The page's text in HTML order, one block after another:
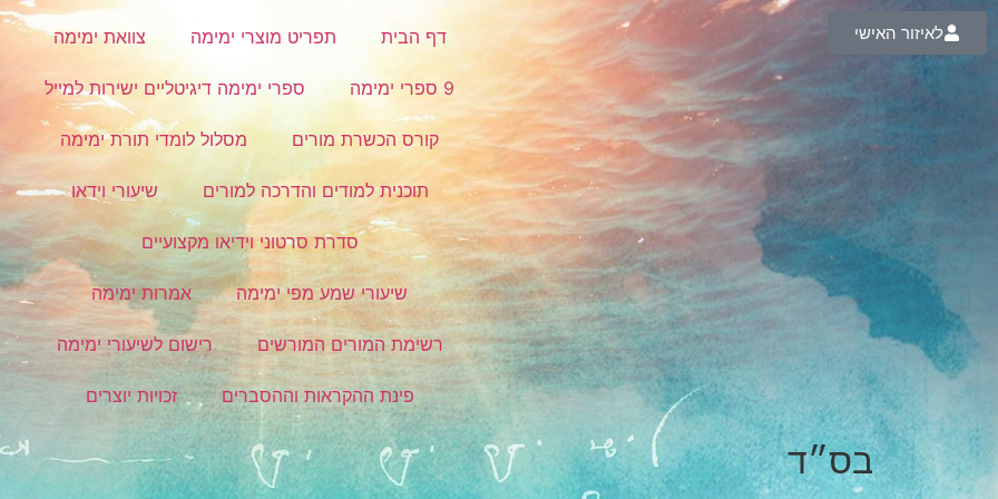
לאיזור האישי דף הבית תפריט מוצרי ימימה צוואת ימימה
9 ספרי ימימה ספרי ימימה דיגיטליים ישירות למייל
קורס הכשרת מורים מסלול לומדי תורת ימימה
תוכנית למודים והדרכה למורים שיעורי וידאו
סדרת סרטוני וידיאו מקצועיים
שיעורי שמע מפי ימימה אמרות ימימה
רשימת המורים המורשים רישום לשיעורי ימימה
פינת ההקראות וההסברים זכויות יוצרים
בס״ד